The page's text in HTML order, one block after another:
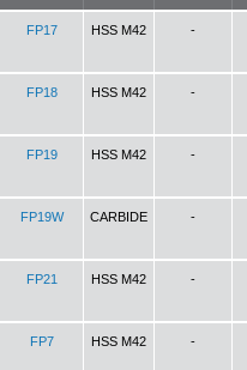
FP17 HSS M42 -
FP18 HSS M42 -
FP19 HSS M42 -
FP19W CARBIDE -
FP21 HSS M42 -
FP7 HSS M42 -